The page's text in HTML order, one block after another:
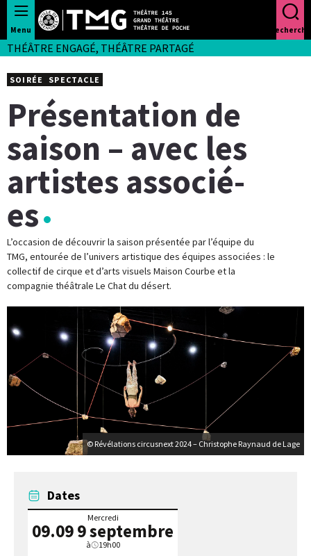
Panneau de gestion des cookies
Menu Recherche
THÉÂTRE ENGAGÉ, THÉÂTRE PARTAGÉ
© Révélations circusnext 2024 – Christophe Raynaud de Lage
Présentation de
saison – avec les
artistes associé-
es
L’occasion de découvrir la saison présentée par l’équipe du
TMG, entourée de l’univers artistique des équipes associées : le
collectif de cirque et d’arts visuels Maison Courbe et la
compagnie théâtrale Le Chat du désert.
SOIRÉE SPECTACLE
Dates
Mercredi
09.099 septembre
à 19h00